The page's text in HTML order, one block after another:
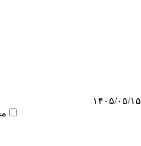
۱۴۰۵/۰۵/۱۵